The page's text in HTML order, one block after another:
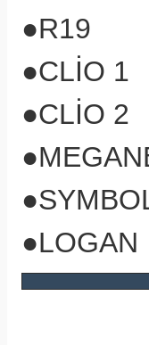
●R19
●CLİO 1
●CLİO 2
●LOGAN